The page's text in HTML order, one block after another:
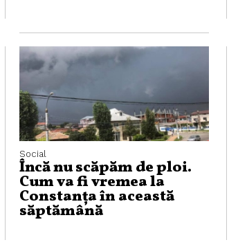
Social
Încă nu scăpăm de ploi.
Cum va fi vremea la
Constanța în această
săptămână